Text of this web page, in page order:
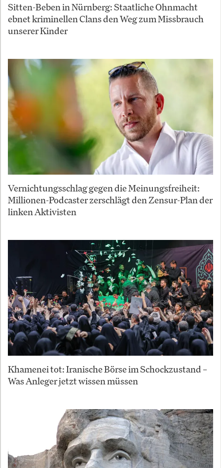
Sitten-Beben in Nürnberg: Staatliche Ohnmacht
ebnet kriminellen Clans den Weg zum Missbrauch
unserer Kinder
Vernichtungsschlag gegen die Meinungsfreiheit:
Millionen-Podcaster zerschlägt den Zensur-Plan der
linken Aktivisten
Khamenei tot: Iranische Börse im Schockzustand –
Was Anleger jetzt wissen müssen